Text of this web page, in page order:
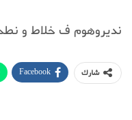
نديروهوم ف خلاط و
شارك Facebook